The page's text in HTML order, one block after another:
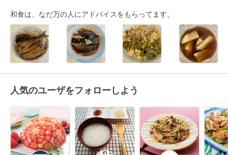
和食は、なだ万の人にアドバイスをもらってます。
人気のユーザをフォローしよう